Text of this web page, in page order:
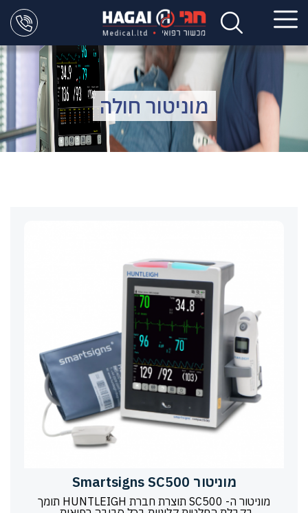
מוניטור חולה
מוניטור Smartsigns SC500
מוניטור ה- SC500 תוצרת חברת HUNTLEIGH תומך